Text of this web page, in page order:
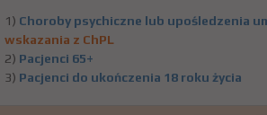
1) Choroby psychiczne lub upośledzenia
wskazania z ChPL
2) Pacjenci 65+
3) Pacjenci do ukończenia 18 roku życia